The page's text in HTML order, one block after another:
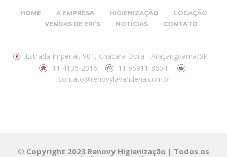
HOME A EMPRESA HIGIENIZAÇÃO
LOCAÇÃO
VENDAS DE EPI’S
NOTÍCIAS CONTATO
Estrada Imperial, 901, Chácara Dora - Araçariguama/SP
11 4136-2016
11 95911-8604
contato@renovylavanderia.com.br
© Copyright 2023 Renovy Higienização | Todos os